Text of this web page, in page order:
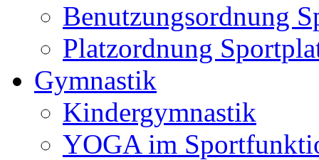
Benutzungsordnung
Platzordnung
Gymnastik
Kindergymnastik
YOGA im